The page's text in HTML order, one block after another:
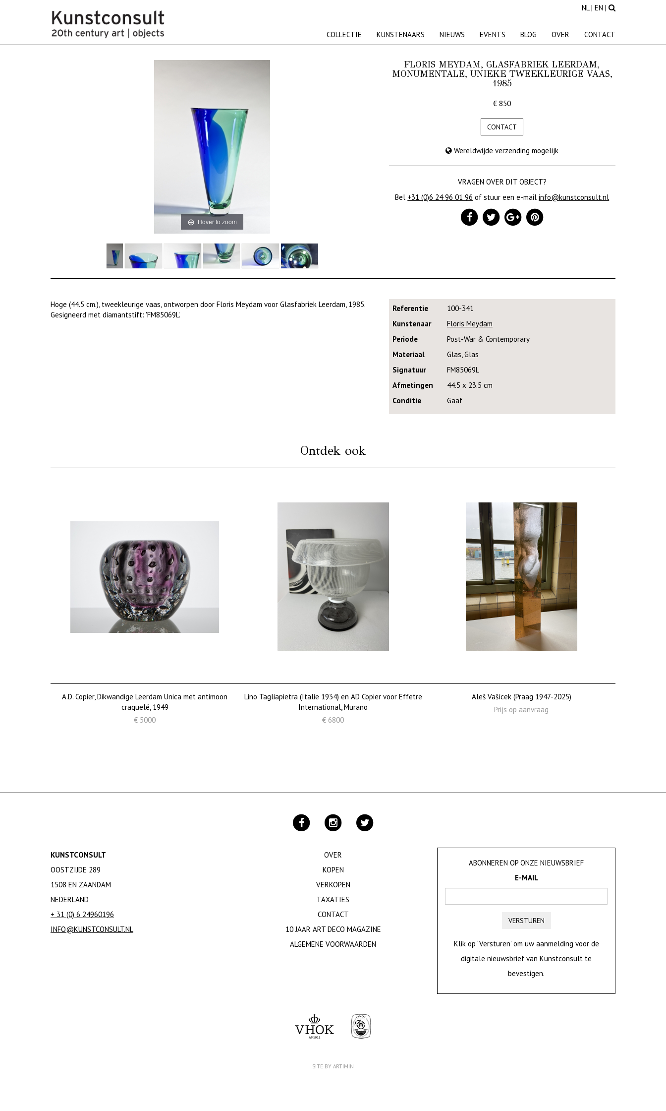
NL| EN |
COLLECTIE KUNSTENAARS NIEUWS EVENTS BLOG OVER CONTACT
Hover to zoom
FLORIS MEYDAM, GLASFABRIEK LEERDAM,
MONUMENTALE, UNIEKE TWEEKLEURIGE VAAS,
1985
€ 850
CONTACT
Wereldwijde verzending mogelijk
VRAGEN OVER DIT OBJECT?
Bel +31 (0)6 24 96 01 96 of stuur een e-mailinfo@kunstconsult.nl
Hoge (44.5 cm.), tweekleurige vaas, ontworpen door Floris Meydam voor Glasfabriek Leerdam, 1985.
Gesigneerd met diamantstift: 'FM85069L'.
Referentie
100-341
Kunstenaar
Floris Meydam
Periode
Post-War & Contemporary
Materiaal
Glas, Glas
Signatuur
FM85069L
Afmetingen
44.5 x 23.5 cm
Conditie
Gaaf
Ontdek ook
A.D. Copier, Dikwandige Leerdam Unica met antimoon
craquelé, 1949
€ 5000
Lino Tagliapietra (Italie 1934) en AD Copier voor Effetre
International, Murano
€ 6800
Aleš Vašícek (Praag 1947-2025)
Prijs op aanvraag
KUNSTCONSULT
OOSTZIJDE 289
1508 EN ZAANDAM
NEDERLAND
+ 31 (0) 6 24960196
INFO@KUNSTCONSULT.NL
OVER
KOPEN
VERKOPEN
TAXATIES
CONTACT
10 JAAR ART DECO MAGAZINE
ALGEMENE VOORWAARDEN
ABONNEREN OP ONZE NIEUWSBRIEF
E-MAIL
VERSTUREN
Klik op ‘Versturen’ om uw aanmelding voor de
digitale nieuwsbrief van Kunstconsult te
bevestigen.
SITE BY ARTIMIN